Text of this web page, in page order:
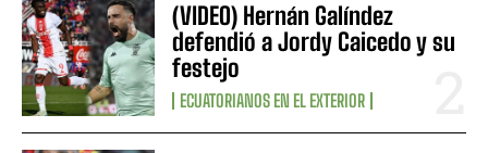
(VIDEO) Hernán Galíndez
defendió a Jordy Caicedo y su
festejo
ECUATORIANOS EN EL EXTERIOR